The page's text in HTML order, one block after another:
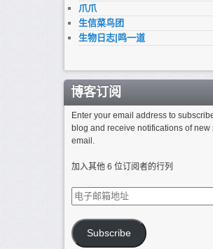
爪爪
生信菜鸟团
生物日志|鸣一道
博客订阅
Enter your email address to
blog and receive notifications of new
email.
加入其他 6 位订阅者的行列
电
子
箱
地
Subscribe